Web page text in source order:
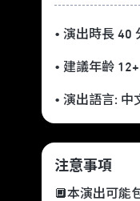
• 演出時長 40
• 建議年齡
• 演出語言: 中
注意事項
🔲本演出可能